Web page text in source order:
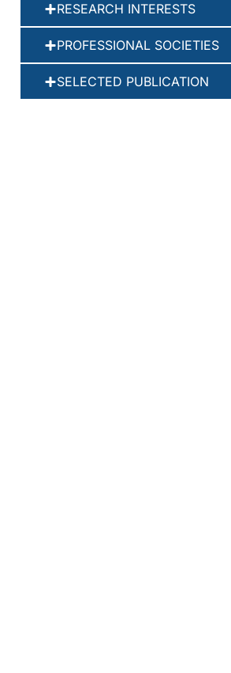
RESEARCH INTERESTS
PROFESSIONAL SOCIETIES
SELECTED PUBLICATION